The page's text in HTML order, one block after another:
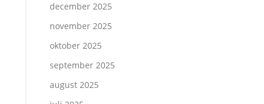
december 2025
november 2025
oktober 2025
september 2025
august 2025